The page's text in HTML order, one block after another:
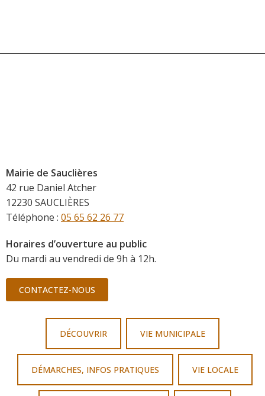
Mairie de Sauclières
42 rue Daniel Atcher
12230 SAUCLIÈRES
Téléphone : 05 65 62 26 77
Horaires d’ouverture au public
Du mardi au vendredi de 9h à 12h.
CONTACTEZ-NOUS
DÉCOUVRIR VIE MUNICIPALE
DÉMARCHES, INFOS PRATIQUES VIE LOCALE